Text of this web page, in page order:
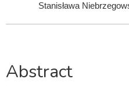
Stanisława
Abstract